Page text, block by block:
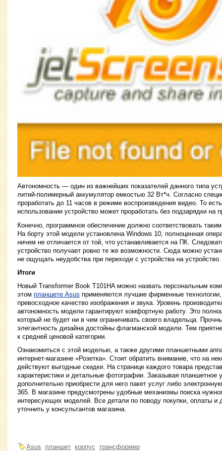
Автономность — один из важнейших показателей данного типа
литий-полимерный аккумулятор емкостью 32 Вт*ч. Согласно
проработать до 11 часов в режиме воспроизведения видео. То
использовании устройство может проработать без подзарядки на
Конечно, программное обеспечение должно соответствовать
На борту этой модели установлена Windows 10, полноценная
ничем не отличается от той, что устанавливается на ПК.
устройство получает ровно те же возможности. Сюда можно
не ощущать неудобства при переходе с устройства на устройство.
Итоги
Новый Transformer Book T101HA можно назвать персональным
этом планшете Asus применяются лучшие фирменные
превосходное качество изображения и звука. Уровень
автономность модели гарантируют комфортную работу. Это
который не будет ни в чем ограничивать своего владельца.
элегантность дизайна достойны флагманской модели. Тем
к средней ценовой категории.
Ознакомиться с этой моделью, а также другими планшетными
интернет-магазине «Розетка». Стоит обратить внимание, что на
действуют выгодные скидки. На странице каждого товара
характеристики и детальные фотографии. Заказывая планшетное
дополнительно приобрести для него пакет услуг либо
365. В магазине предусмотрены удобные механизмы поиска
интересующих моделей. Все детали по поводу покупки, оплаты и
уточнить у консультантов магазина.
Asus планшет корпус трансформер